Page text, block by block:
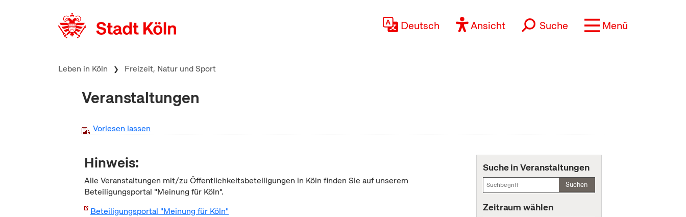
Deutsch Ansicht Suche Menü
Leben in Köln Freizeit, Natur und Sport
Veranstaltungen
Vorlesen lassen
Hinweis:
Alle Veranstaltungen mit/zu Öffentlichkeitsbeteiligungen in Köln finden Sie auf unserem
Beteiligungsportal "Meinung für Köln".
Beteiligungsportal "Meinung für Köln"
Suche in Veranstaltungen
Suchen
Zeitraum wählen